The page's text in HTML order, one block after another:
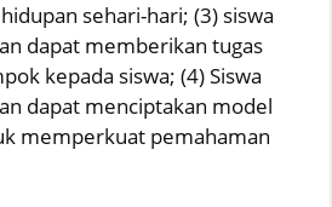
sehari-hari; (3) siswa
dapat memberikan tugas
kepada siswa; (4) Siswa
dapat menciptakan model
memperkuat pemahaman